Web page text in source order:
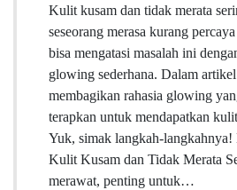
Kulit kusam dan tidak merata
seseorang merasa kurang
bisa mengatasi masalah ini
glowing sederhana. Dalam
membagikan rahasia glowing
terapkan untuk mendapatkan
Yuk, simak langkah-langkahnya!
Kulit Kusam dan Tidak Merata
merawat, penting untuk…